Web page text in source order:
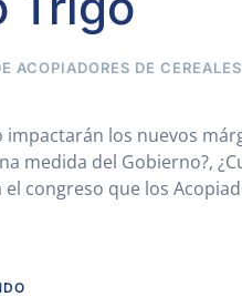
ACOPIADORES DE
los nuevos
medida del Gobierno?,
congreso que los